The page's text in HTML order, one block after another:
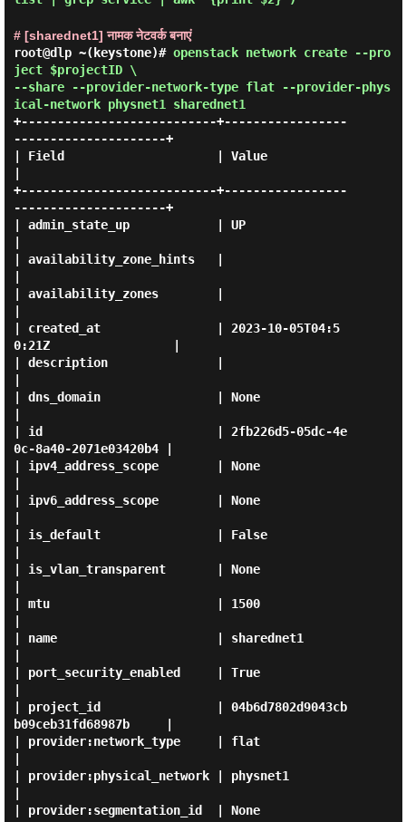
# [sharednet1] नामक नेटवर्क बनाएं
root@dlp ~(keystone)# openstack network create --pro
ject $projectID \
--share --provider-network-type flat --provider-phys
ical-network physnet1 sharednet1
+---------------------------+-----------------
---------------------+
| Field                     | Value
+---------------------------+-----------------
---------------------+
| admin_state_up            | UP
| availability_zone_hints   |
| availability_zones        |
| created_at                | 2023-10-05T04:5
0:21Z                 |
| description               |
| dns_domain                | None
| id                        | 2fb226d5-05dc-4e
0c-8a40-2071e03420b4 |
| ipv4_address_scope        | None
| ipv6_address_scope        | None
| is_default                | False
| is_vlan_transparent       | None
| mtu                       | 1500
| name                      | sharednet1
| port_security_enabled     | True
| project_id                | 04b6d7802d9043cb
b09ceb31fd68987b     |
| provider:network_type     | flat
| provider:physical_network | physnet1
| provider:segmentation_id  | None